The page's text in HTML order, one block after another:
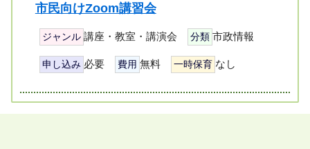
市民向けZoom講習会
ジャンル 講座・教室・講演会 分類 市政情報
申し込み 必要 費用 無料 一時保育 なし